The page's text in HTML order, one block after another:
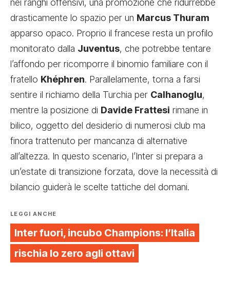
nei ranghi offensivi, una promozione che ridurrebbe
drasticamente lo spazio per un Marcus Thuram
apparso opaco. Proprio il francese resta un profilo
monitorato dalla Juventus, che potrebbe tentare
l’affondo per ricomporre il binomio familiare con il
fratello Khéphren. Parallelamente, torna a farsi
sentire il richiamo della Turchia per Calhanoglu,
mentre la posizione di Davide Frattesi rimane in
bilico, oggetto del desiderio di numerosi club ma
finora trattenuto per mancanza di alternative
all’altezza. In questo scenario, l’Inter si prepara a
un’estate di transizione forzata, dove la necessità di
bilancio guiderà le scelte tattiche del domani.
LEGGI ANCHE
Inter fuori, incubo Champions: l’Italia
rischia lo zero agli ottavi